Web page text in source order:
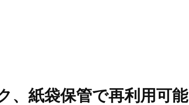
、紙袋保管で再利用可能